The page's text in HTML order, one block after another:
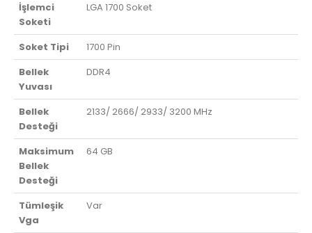
İşlemci
Soketi
LGA 1700 Soket
Soket Tipi
1700 Pin
Bellek
Yuvası
DDR4
Bellek
Desteği
2133/ 2666/ 2933/ 3200 MHz
Maksimum
Bellek
Desteği
64 GB
Tümleşik
Vga
Var